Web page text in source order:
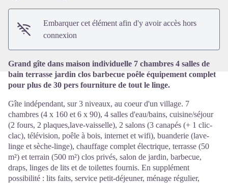
Embarquer cet élément afin d'y avoir accès hors
connexion
Grand gîte dans maison individuelle 7 chambres 4 salles de
bain terrasse jardin clos barbecue poêle équipement complet
pour plus de 30 pers fourniture de tout le linge.
Gîte indépendant, sur 3 niveaux, au coeur d'un village. 7
chambres (4 x 160 et 6 x 90), 4 salles d'eau/bains, cuisine/séjour
(2 fours, 2 plaques,lave-vaisselle), 2 salons (3 canapés (+ 1 clic-
clac), télévision, poêle à bois, internet et wifi), buanderie (lave-
linge et sèche-linge), chauffage complet électrique, terrasse (50
m²) et terrain (500 m²) clos privés, salon de jardin, barbecue,
draps, linges de lits et de toilettes fournis. En supplément
possibilité : lits faits, service petit-déjeuner, ménage régulier,